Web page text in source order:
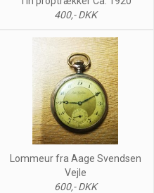
400,- DKK
Lommeur fra Aage Svendsen
Vejle
600,- DKK